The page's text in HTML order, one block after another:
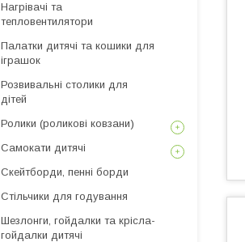
Нагрівачі та
тепловентилятори
Палатки дитячі та кошики для
іграшок
Розвивальні столики для
дітей
Ролики (роликові ковзани)
Самокати дитячі
Скейтборди, пенні борди
Стільчики для годування
Шезлонги, гойдалки та крісла-
гойдалки дитячі